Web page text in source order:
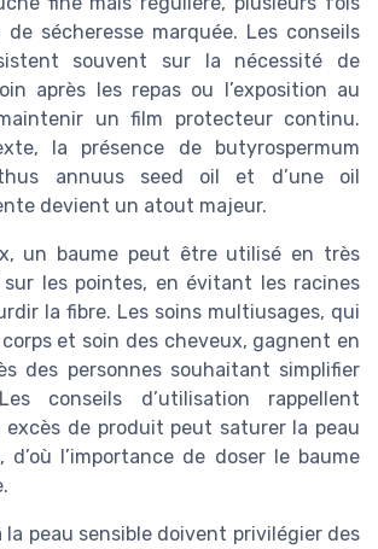
sécheresse marquée. Les conseils
souvent sur la nécessité de
après les repas ou l’exposition au
un film protecteur continu.
la présence de butyrospermum
annuus seed oil et d’une oil
devient un atout majeur.
un baume peut être utilisé en très
les pointes, en évitant les racines
la fibre. Les soins multiusages, qui
et soin des cheveux, gagnent en
des personnes souhaitant simplifier
conseils d’utilisation rappellent
excès de produit peut saturer la peau
d’où l’importance de doser le baume
la peau sensible doivent privilégier des